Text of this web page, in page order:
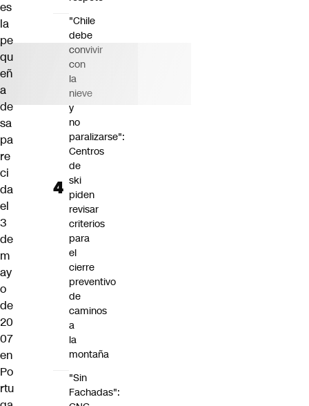
es
la
pe
qu
eñ
a
de
sa
pa
re
ci
da
el
3
de
m
ay
o
de
20
07
en
Po
rtu
"Chile
debe
convivir
con
la
nieve
y
no
paralizarse":
Centros
de
ski
piden
revisar
criterios
para
el
cierre
preventivo
de
caminos
a
la
montaña
"Sin
Fachadas":